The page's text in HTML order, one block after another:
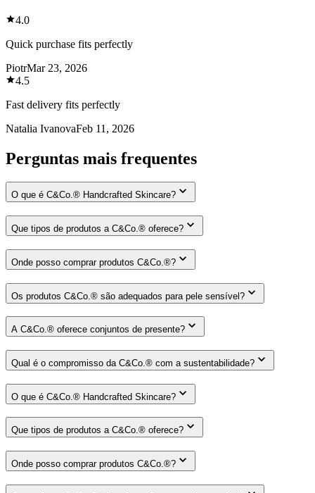
4.0
Quick purchase fits perfectly
PiotrMar 23, 2026
4.5
Fast delivery fits perfectly
Natalia IvanovaFeb 11, 2026
Perguntas mais frequentes
O que é C&Co.® Handcrafted Skincare?
Que tipos de produtos a C&Co.® oferece?
Onde posso comprar produtos C&Co.®?
Os produtos C&Co.® são adequados para pele sensível?
A C&Co.® oferece conjuntos de presente?
Qual é o compromisso da C&Co.® com a sustentabilidade?
O que é C&Co.® Handcrafted Skincare?
Que tipos de produtos a C&Co.® oferece?
Onde posso comprar produtos C&Co.®?